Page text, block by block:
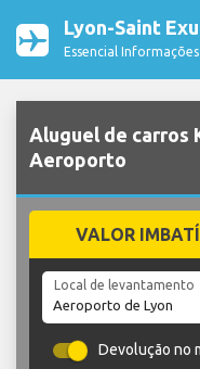
Lyon-Saint
Essencial
Aluguel de carros
Aeroporto
VALOR
Local de levantamento
Devolução no